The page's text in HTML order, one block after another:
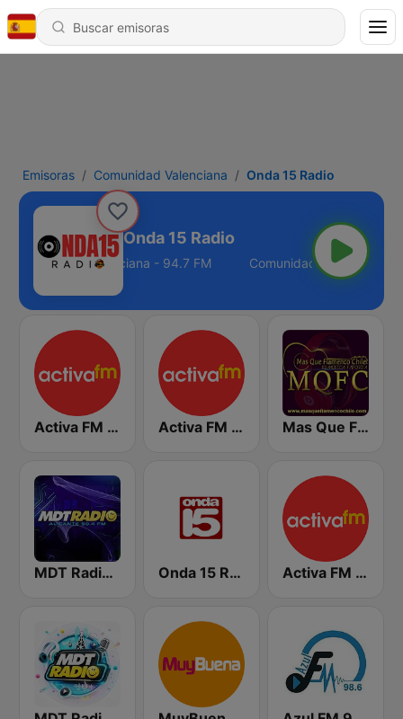
Emisoras Comunidad Valenciana Onda 15 Radio
Onda 15 Radio
Comunidad Valenciana - 94.7 FM
Activa FM - Alicante Activa FM - Elche Mas Que Flamenco
MDT Radio Alicante Onda 15 Radio Activa FM - Benidorm